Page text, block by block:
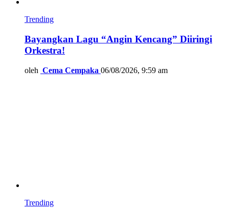
Trending
Bayangkan Lagu “Angin Kencang” Diiringi
Orkestra!
oleh Cema Cempaka 06/08/2026, 9:59 am
Trending